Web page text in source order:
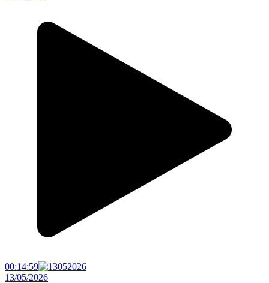
00:14:59
13/05/2026